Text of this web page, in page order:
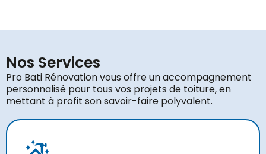
Nos Services
Pro Bati Rénovation vous offre un accompagnement
personnalisé pour tous vos projets de toiture, en
mettant à profit son savoir-faire polyvalent.